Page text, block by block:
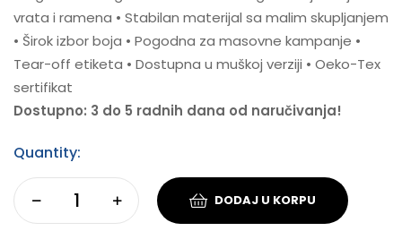
vrata i ramena • Stabilan materijal sa malim skupljanjem
• Širok izbor boja • Pogodna za masovne kampanje •
Tear-off etiketa • Dostupna u muškoj verziji • Oeko-Tex
sertifikat
Dostupno: 3 do 5 radnih dana od naručivanja!
Quantity:
DODAJ U KORPU